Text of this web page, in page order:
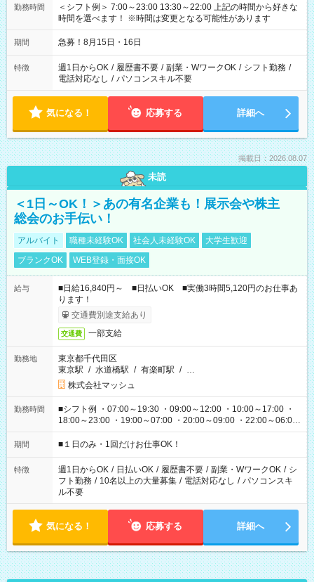
勤務時間
＜シフト例＞ 7:00～23:00 13:30～22:00 上記の時間から好きな
時間を選べます！ ※時間は変更となる可能性があります
期間 急募！8月15日・16日
特徴 週1日からOK / 履歴書不要 / 副業・WワークOK / シフト勤務 /
電話対応なし / パソコンスキル不要
気になる！ 応募する 詳細へ
掲載日：2026.08.07
未読
＜1日～OK！＞あの有名企業も！展示会や株主
総会のお手伝い！
アルバイト 職種未経験OK 社会人未経験OK
大学生歓迎
ブランクOK
WEB登録・面接OK
給与
■日給16,840円～ ■日払いOK ■実働3時間5,120円のお仕事あ
ります！
交通費別途支給あり
交通費 一部支給
勤務地
東京都千代田区
東京駅 / 水道橋駅 / 有楽町駅 / …
株式会社マッシュ
勤務時間
■シフト例 ・07:00～19:30 ・09:00～12:00 ・10:00～17:00 ・
18:00～23:00 ・19:00～07:00 ・20:00～09:00 ・22:00～06:00
etc ★最短で3時間で5,120円のお仕事から 15時間で2万円近く稼
げるお仕事も！ ご希望のお時間に合わせてご紹介！ ※シフトは
ください！
期間 ■１日のみ・1回だけお仕事OK！
特徴 週1日からOK / 日払いOK / 履歴書不要 / 副業・WワークOK / シ
フト勤務 / 10名以上の大量募集 / 電話対応なし / パソコンスキ
ル不要
気になる！ 応募する 詳細へ